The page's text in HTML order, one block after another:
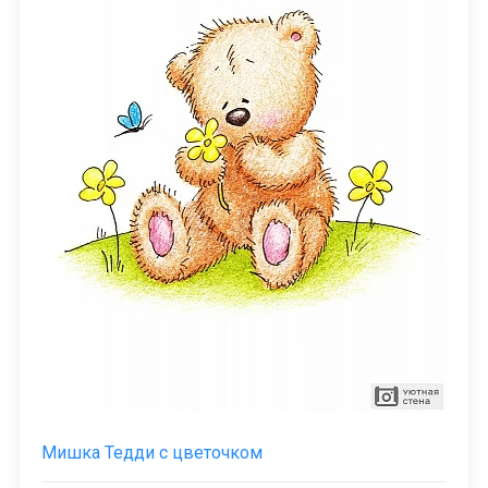
Мишка Тедди с цветочком